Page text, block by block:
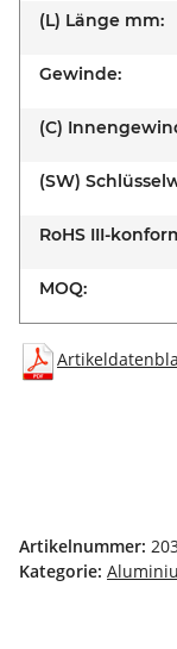
(L) Länge mm:
Gewinde:
(C)
(SW)
RoHS III-
MOQ:
Artikelnummer:
Kategorie: